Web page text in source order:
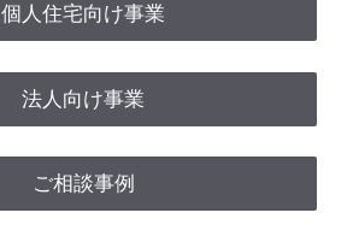
個人住宅向け事業
法人向け事業
ご相談事例